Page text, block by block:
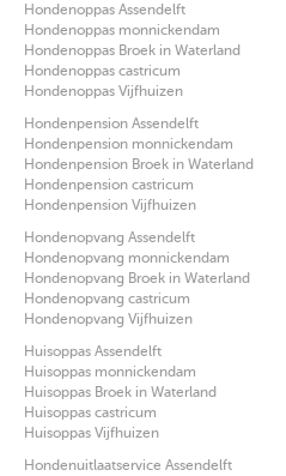
Hondenoppas Assendelft
Hondenoppas monnickendam
Hondenoppas Broek in Waterland
Hondenoppas castricum
Hondenoppas Vijfhuizen
Hondenpension Assendelft
Hondenpension monnickendam
Hondenpension Broek in Waterland
Hondenpension castricum
Hondenpension Vijfhuizen
Hondenopvang Assendelft
Hondenopvang monnickendam
Hondenopvang Broek in Waterland
Hondenopvang castricum
Hondenopvang Vijfhuizen
Huisoppas Assendelft
Huisoppas monnickendam
Huisoppas Broek in Waterland
Huisoppas castricum
Huisoppas Vijfhuizen
Hondenuitlaatservice Assendelft